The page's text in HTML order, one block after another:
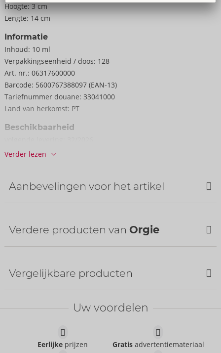
Hoogte: 3 cm
Lengte: 14 cm
Informatie
Inhoud: 10 ml
Verpakkings­eenheid / doos: 128
Art. nr.: 06317600000
Barcode: 5600767388097 (EAN-13)
Tariefnummer douane: 33041000
Land van herkomst: PT
Beschikbaarheid
Verder lezen
Aanbevelingen voor het artikel
24,95 €
Intense Orgasm 15 ml
06116540000
AVP:27,95 €
Verdere producten van Orgie
Vergelijkbare producten
Uw voordelen
Eerlijke prijzen Gratisadvertentiemateriaal